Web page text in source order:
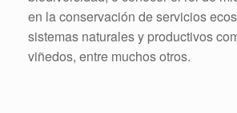
en la conservación de servicios
sistemas naturales y productivos
viñedos, entre muchos otros.